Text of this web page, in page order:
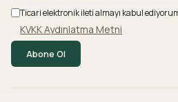
Ticari elektronik ileti almayı kabul
KVKK Aydınlatma Metni
Abone Ol